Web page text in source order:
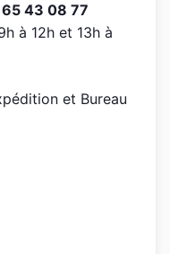
43 08 77
à 12h et 13h à
et Bureau